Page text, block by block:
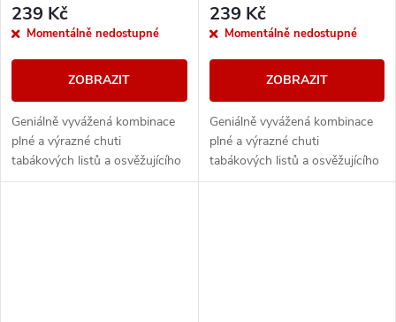
239 Kč
Momentálně nedostupné
ZOBRAZIT
Geniálně vyvážená kombinace
plné a výrazné chuti
tabákových listů a osvěžujícího
nakyslého citronu.
239 Kč
Momentálně nedostupné
ZOBRAZIT
Geniálně vyvážená kombinace
plné a výrazné chuti
tabákových listů a osvěžujícího
nakyslého citronu.